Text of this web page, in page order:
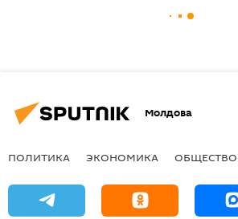
Молдова
ПОЛИТИКА ЭКОНОМИКА ОБЩЕСТВО